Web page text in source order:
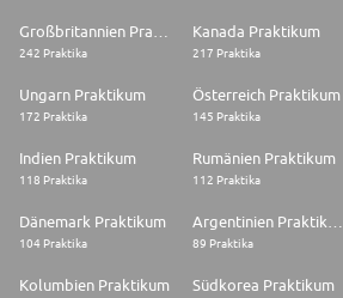
242 Praktika
Kanada Praktikum
217 Praktika
Ungarn Praktikum
172 Praktika
Österreich Praktikum
145 Praktika
Indien Praktikum
118 Praktika
Rumänien Praktikum
112 Praktika
Dänemark Praktikum
104 Praktika 89 Praktika
Kolumbien Praktikum Südkorea Praktikum